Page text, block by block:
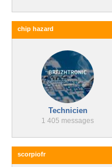
chip hazard
Technicien
1 405 messages
scorpiofr